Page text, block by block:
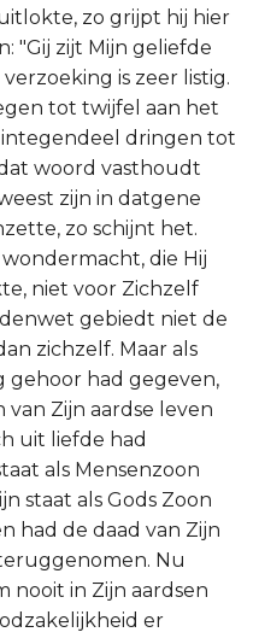
zo grijpt hij hier
"Gij zijt Mijn geliefde
is zeer listig.
tot twijfel aan het
integendeel dringen tot
woord vasthoudt
zijn in datgene
zo schijnt het.
die Hij
niet voor Zichzelf
gebiedt niet de
zichzelf. Maar als
gehoor had gegeven,
Zijn aardse leven
uit liefde had
als Mensenzoon
staat als Gods Zoon
had de daad van Zijn
Nu
nooit in Zijn aardsen
er